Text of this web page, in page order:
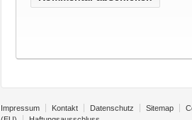
Impressum Kontakt Datenschutz Sitemap